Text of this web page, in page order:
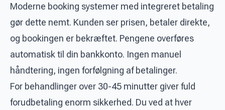
Moderne booking systemer med integreret betaling
gør dette nemt. Kunden ser prisen, betaler direkte,
og bookingen er bekræftet. Pengene overføres
automatisk til din bankkonto. Ingen manuel
håndtering, ingen forfølgning af betalinger.
For behandlinger over 30-45 minutter giver fuld
forudbetaling enorm sikkerhed. Du ved at hver